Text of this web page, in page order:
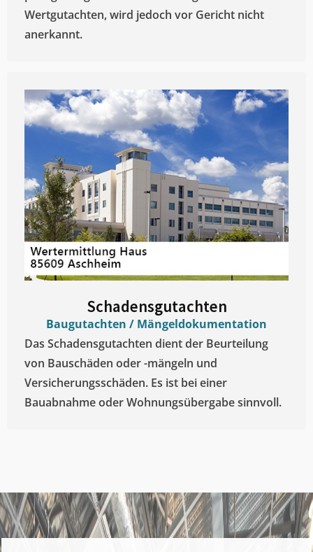
Wertgutachten, wird jedoch vor Gericht nicht
anerkannt.
Schadensgutachten
Baugutachten / Mängeldokumentation
Das Schadensgutachten dient der Beurteilung
von Bauschäden oder -mängeln und
Versicherungsschäden. Es ist bei einer
Bauabnahme oder Wohnungsübergabe sinnvoll.